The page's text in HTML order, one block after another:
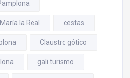
la Real cestas
Claustro gótico
gali turismo